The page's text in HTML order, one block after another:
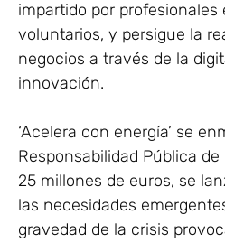
impartido por profesionales
voluntarios, y persigue la
negocios a través de la
innovación.
‘Acelera con energía’ se
Responsabilidad Pública
25 millones de euros, se
las necesidades
gravedad de la crisis